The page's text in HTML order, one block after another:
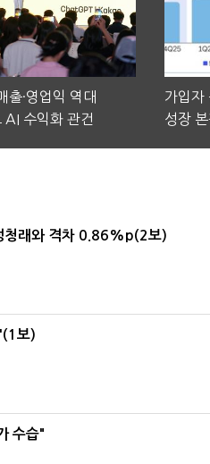
출·영업익 역대
수익화 관건
가입자
성장
래와 격차 0.86%p(2보)
보)
수습"